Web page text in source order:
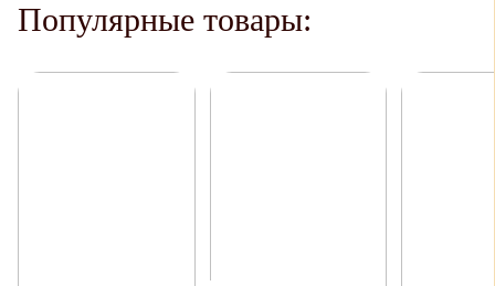
Популярные товары: